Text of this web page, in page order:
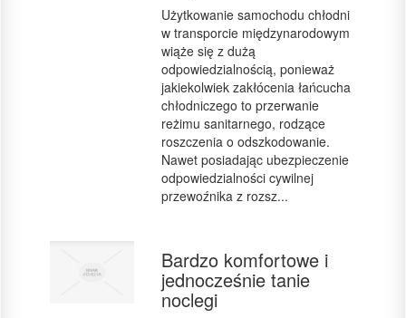
Użytkowanie samochodu chłodni
w transporcie międzynarodowym
wiąże się z dużą
odpowiedzialnością, ponieważ
jakiekolwiek zakłócenia łańcucha
chłodniczego to przerwanie
reżimu sanitarnego, rodzące
roszczenia o odszkodowanie.
Nawet posiadając ubezpieczenie
odpowiedzialności cywilnej
przewoźnika z rozsz...
Bardzo komfortowe i
jednocześnie tanie
noclegi